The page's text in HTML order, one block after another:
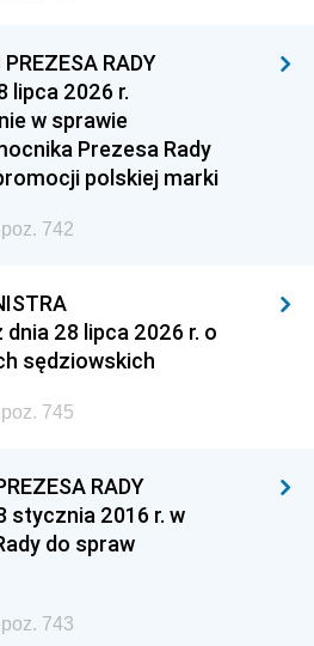
RADY
lipca 2026 r.
w sprawie
Prezesa Rady
polskiej marki
742
dnia 28 lipca 2026 r. o
sędziowskich
745
RADY
stycznia 2016 r. w
do spraw
743